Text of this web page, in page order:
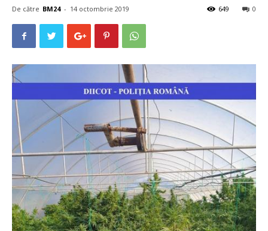
De către BM24 - 14 octombrie 2019 0
649